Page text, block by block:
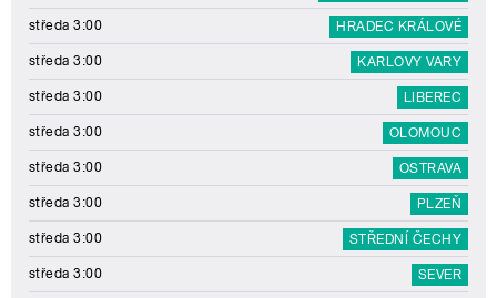
středa 3:00 HRADEC KRÁLOVÉ
středa 3:00 KARLOVY VARY
středa 3:00 LIBEREC
středa 3:00 OLOMOUC
středa 3:00 OSTRAVA
středa 3:00 PLZEŇ
středa 3:00 STŘEDNÍ ČECHY
středa 3:00 SEVER